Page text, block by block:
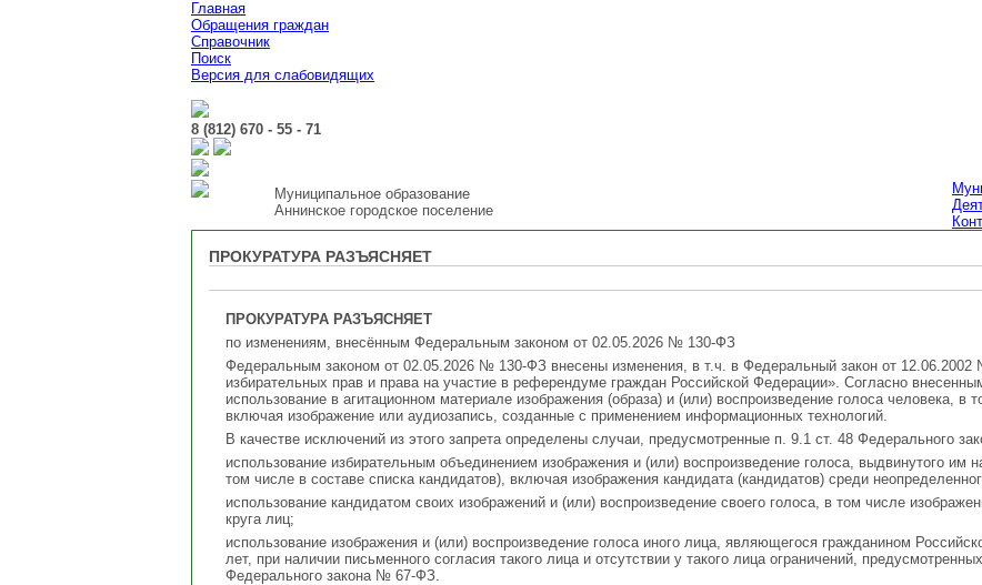
Главная
Обращения граждан
Справочник
Поиск
Версия для слабовидящих
8 (812) 670 - 55 - 71
Муниципальное образование
Аннинское городское поселение
ПРОКУРАТУРА РАЗЪЯСНЯЕТ
ПРОКУРАТУРА РАЗЪЯСНЯЕТ
по изменениям, внесённым Федеральным законом от 02.05.2026 № 130-ФЗ
Федеральным законом от 02.05.2026 № 130-ФЗ внесены изменения, в т.ч. в Федеральный закон от
избирательных прав и права на участие в референдуме граждан Российской Федерации». Согласно
использование в агитационном материале изображения (образа) и (или) воспроизведение голоса человека,
включая изображение или аудиозапись, созданные с применением информационных технологий.
В качестве исключений из этого запрета определены случаи, предусмотренные п. 9.1 ст. 48 Федерального
использование избирательным объединением изображения и (или) воспроизведение голоса, выдвинутого им
том числе в составе списка кандидатов), включая изображения кандидата (кандидатов) среди
использование кандидатом своих изображений и (или) воспроизведение своего голоса, в том числе
круга лиц;
использование изображения и (или) воспроизведение голоса иного лица, являющегося гражданином
лет, при наличии письменного согласия такого лица и отсутствии у такого лица ограничений,
Федерального закона № 67-ФЗ.